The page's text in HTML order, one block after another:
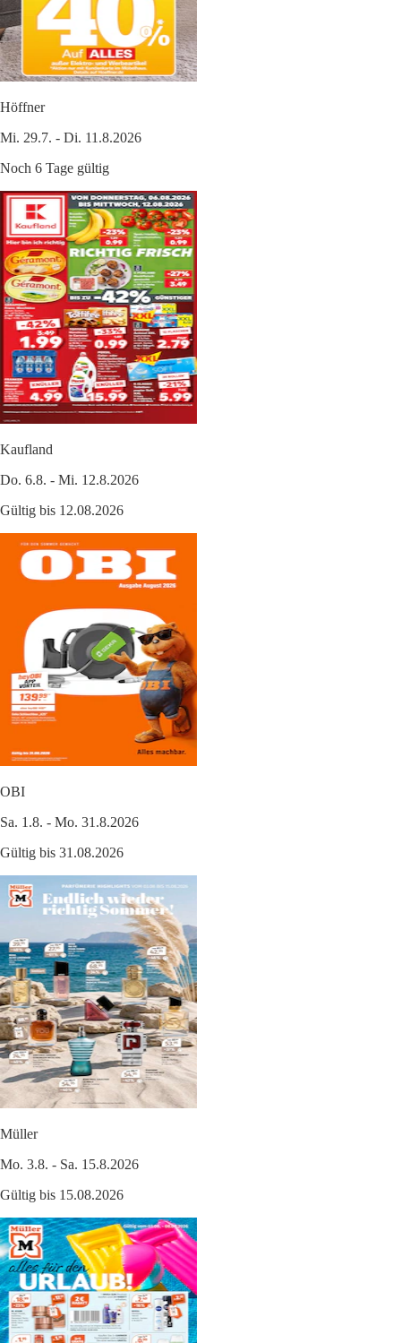
Höffner
Mi. 29.7. - Di. 11.8.2026
Noch 6 Tage gültig
Kaufland
Do. 6.8. - Mi. 12.8.2026
Gültig bis 12.08.2026
OBI
Sa. 1.8. - Mo. 31.8.2026
Gültig bis 31.08.2026
Müller
Mo. 3.8. - Sa. 15.8.2026
Gültig bis 15.08.2026